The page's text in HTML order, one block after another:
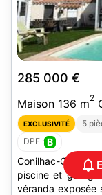
285 000 €
Maison 136 m2
EXCLUSIVITÉ 5
DPE : B
Conilhac-
piscine et garage
véranda exposée